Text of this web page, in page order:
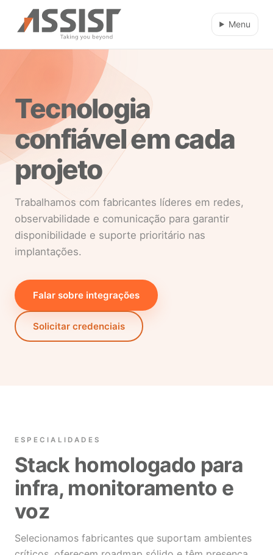
Ir direto para o conteúdo
Menu
Tecnologia
confiável em cada
projeto
Trabalhamos com fabricantes líderes em redes,
observabilidade e comunicação para garantir
disponibilidade e suporte prioritário nas
implantações.
Falar sobre integrações
Solicitar credenciais
ESPECIALIDADES
Stack homologado para
infra, monitoramento e
voz
Selecionamos fabricantes que suportam ambientes